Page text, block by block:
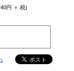
円 ＋ 税)